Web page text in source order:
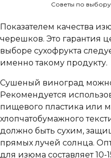
Советы по
Показателем качества
черешков. Это гарантия
выборе сухофрукта
именно такому продукту.
Сушеный виноград
Рекомендуется
пищевого пластика или
хлопчатобумажного
должно быть сухим,
прямых лучей солнца.
для изюма составляет 10-